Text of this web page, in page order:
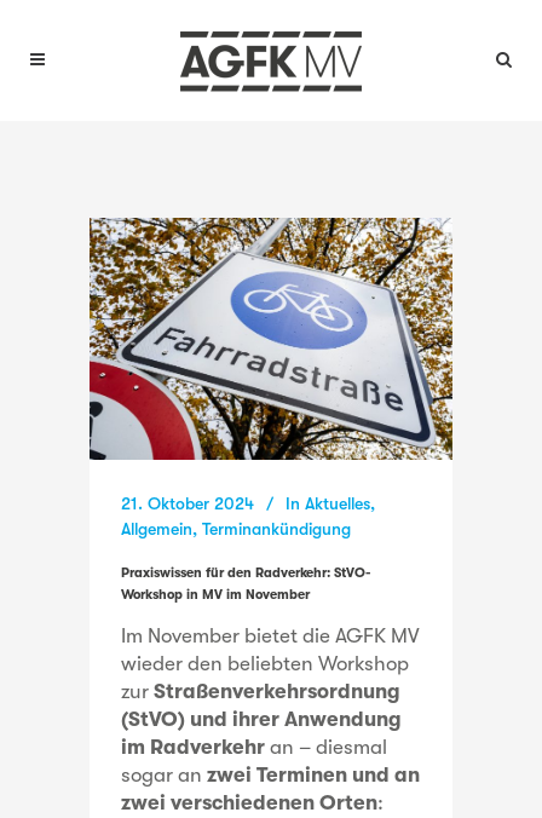
21. Oktober 2024 In Aktuelles,
Allgemein, Terminankündigung
Praxiswissen für den Radverkehr: StVO-
Workshop in MV im November
Im November bietet die AGFK MV
wieder den beliebten Workshop
zur Straßenverkehrsordnung
(StVO) und ihrer Anwendung
im Radverkehr an – diesmal
sogar an zwei Terminen und an
zwei verschiedenen Orten: